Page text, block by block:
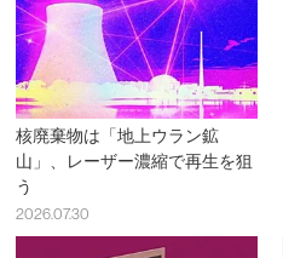
核廃棄物は「地上ウラン鉱
山」、レーザー濃縮で再生を狙
う
2026.07.30